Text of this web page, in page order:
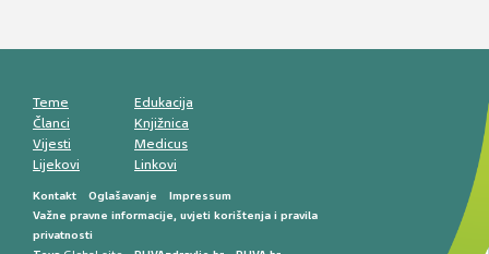
Teme
Članci
Vijesti
Lijekovi
Edukacija
Knjižnica
Medicus
Linkovi
Kontakt Oglašavanje
Impressum
Važne pravne informacije, uvjeti korištenja i pravila
privatnosti